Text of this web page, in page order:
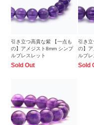
引き立つ高貴な紫 【一点も
の】アメジスト8mm シンプ
ルブレスレット
Sold Out
引き
の】
ルブレ
Sold